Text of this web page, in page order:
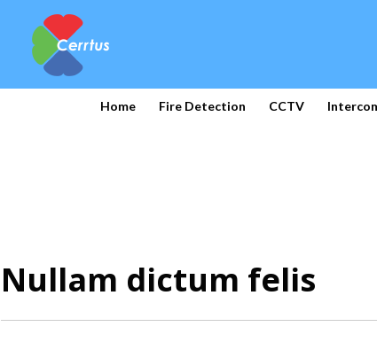
Home Fire Detection CCTV
Nullam dictum felis